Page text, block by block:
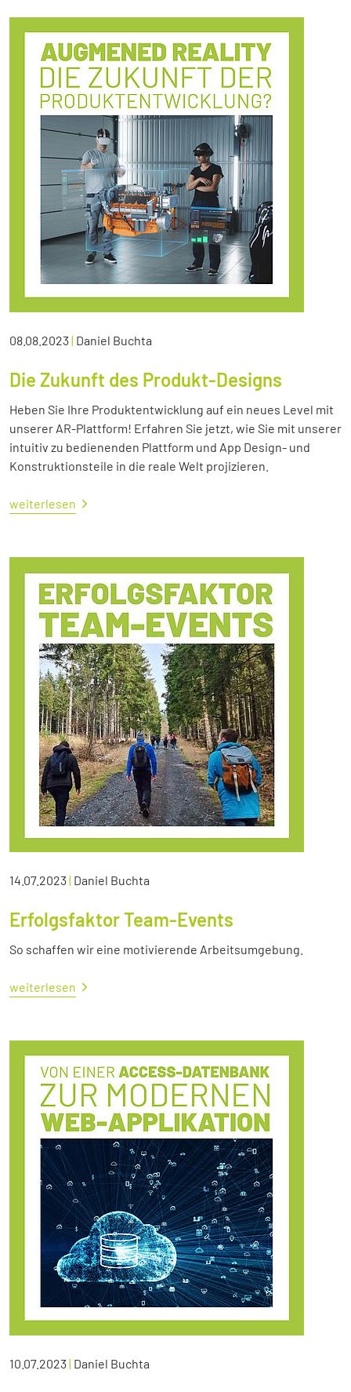
08.08.2023| Daniel Buchta
Die Zukunft des Produkt-Designs
Heben Sie Ihre Produktentwicklung auf ein neues Level mit
unserer AR-Plattform! Erfahren Sie jetzt, wie Sie mit unserer
intuitiv zu bedienenden Plattform und App Design- und
Konstruktionsteile in die reale Welt projizieren.
weiterlesen
14.07.2023| Daniel Buchta
Erfolgsfaktor Team-Events
So schaffen wir eine motivierende Arbeitsumgebung.
weiterlesen
10.07.2023| Daniel Buchta